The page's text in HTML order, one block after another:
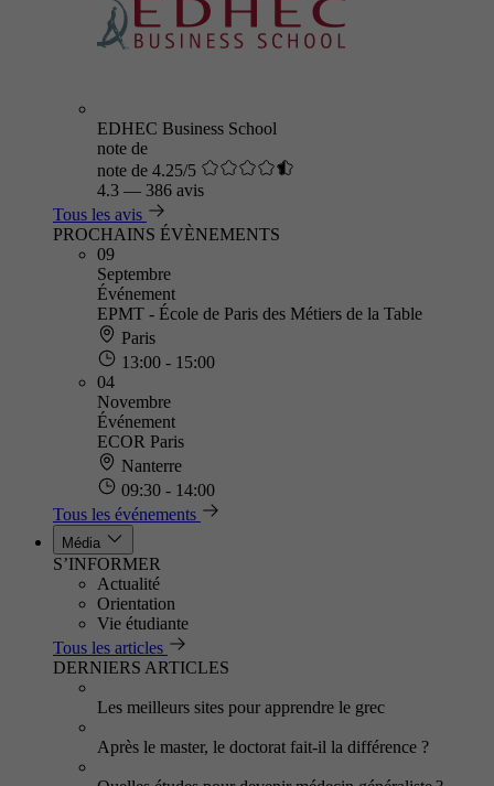
EDHEC Business School
note de
note de 4.25/5
4.3 — 386 avis
Tous les avis
PROCHAINS ÉVÈNEMENTS
09
Septembre
Événement
EPMT - École de Paris des Métiers de la Table
Paris
13:00 - 15:00
04
Novembre
Événement
ECOR Paris
Nanterre
09:30 - 14:00
Tous les événements
Média
S’INFORMER
Actualité
Orientation
Vie étudiante
Tous les articles
DERNIERS ARTICLES
Les meilleurs sites pour apprendre le grec
Après le master, le doctorat fait-il la différence ?